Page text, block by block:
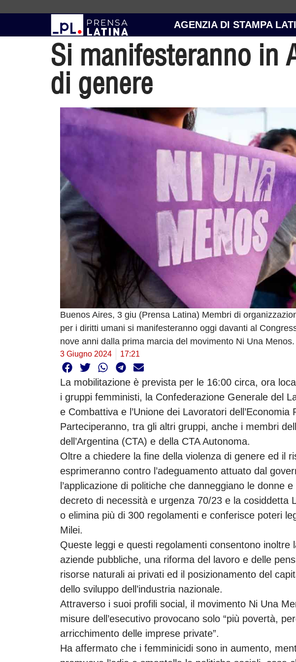
AGENZIA DI STAMPA
Si manifesteranno in
di genere
Buenos Aires, 3 giu (Prensa Latina) Membri di
per i diritti umani si manifesteranno oggi davanti al
nove anni dalla prima marcia del movimento Ni Una Menos.
3 Giugno 2024 17:21
La mobilitazione è prevista per le 16:00 circa, ora
i gruppi femministi, la Confederazione Generale del
e Combattiva e l’Unione dei Lavoratori dell’Economia
Parteciperanno, tra gli altri gruppi, anche i membri
dell’Argentina (CTA) e della CTA Autonoma.
Oltre a chiedere la fine della violenza di genere ed il
esprimeranno contro l’adeguamento attuato dal
l’applicazione di politiche che danneggiano le donne
decreto di necessità e urgenza 70/23 e la cosiddetta
o elimina più di 300 regolamenti e conferisce poteri
Milei.
Queste leggi e questi regolamenti consentono inoltre
aziende pubbliche, una riforma del lavoro e delle
risorse naturali ai privati ed il posizionamento del
dello sviluppo dell’industria nazionale.
Attraverso i suoi profili social, il movimento Ni Una
misure dell’esecutivo provocano solo “più povertà,
arricchimento delle imprese private”.
Ha affermato che i femminicidi sono in aumento,